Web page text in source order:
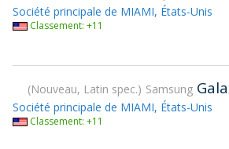
Société principale de MIAMI, États-Unis
Classement: +11
Nouveau, Latin spec. Samsung
Société principale de MIAMI, États-Unis
Classement: +11